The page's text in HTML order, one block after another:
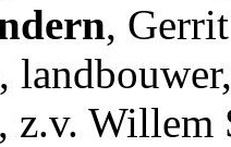
,
z.v. Willem